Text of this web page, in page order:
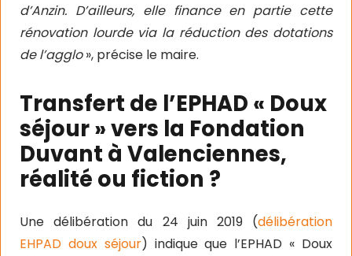
d’Anzin. D’ailleurs, elle finance en partie cette
rénovation lourde via la réduction des dotations
de l’agglo», précise le maire.
Transfert de l’EPHAD « Doux
séjour » vers la Fondation
Duvant à Valenciennes,
réalité ou fiction ?
Une délibération du 24 juin 2019 (délibération
EHPAD doux séjour) indique que l’EPHAD « Doux